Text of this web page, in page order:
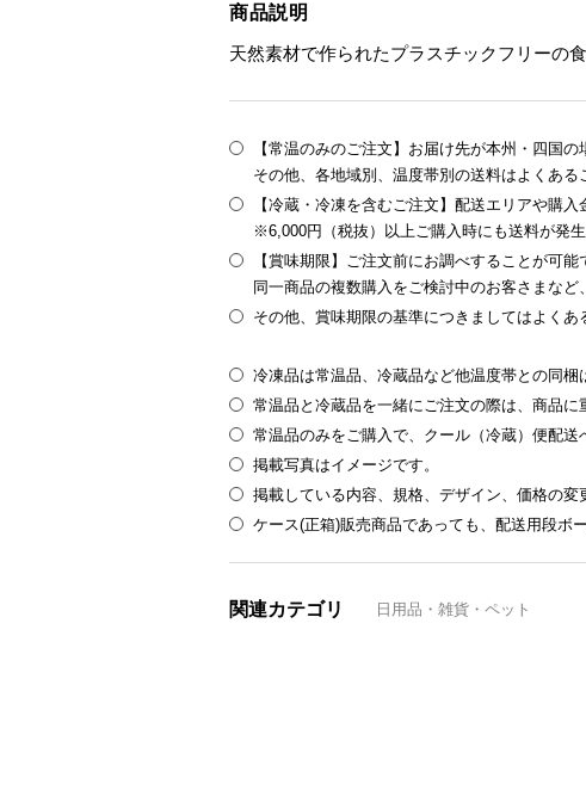
商品説明
天然素材で作られたプラスチックフリーの
【常温のみのご注文】お届け先が本州・四国
その他、各地域別、温度帯別の送料はよくある
【冷蔵・冷凍を含むご注文】配送エリアや購
※6,000円（税抜）以上ご購入時にも送料が発
【賞味期限】ご注文前にお調べすることが可能
同一商品の複数購入をご検討中のお客さまな
その他、賞味期限の基準につきましてはよくあ
冷凍品は常温品、冷蔵品など他温度帯との同梱
常温品と冷蔵品を一緒にご注文の際は、商品に
常温品のみをご購入で、クール（冷蔵）便配送
掲載写真はイメージです。
掲載している内容、規格、デザイン、価格の変
ケース(正箱)販売商品であっても、配送用段ボ
関連カテゴリ 日用品・雑貨・ペット